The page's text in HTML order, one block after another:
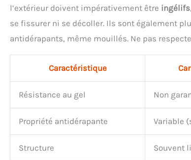
l’extérieur doivent impérativement être ingélifs
se fissurer ni se décoller. Ils sont également
antidérapants, même mouillés. Ne pas
Caractéristique
Résistance au gel Non
Propriété antidérapante Variable
Structure Souvent